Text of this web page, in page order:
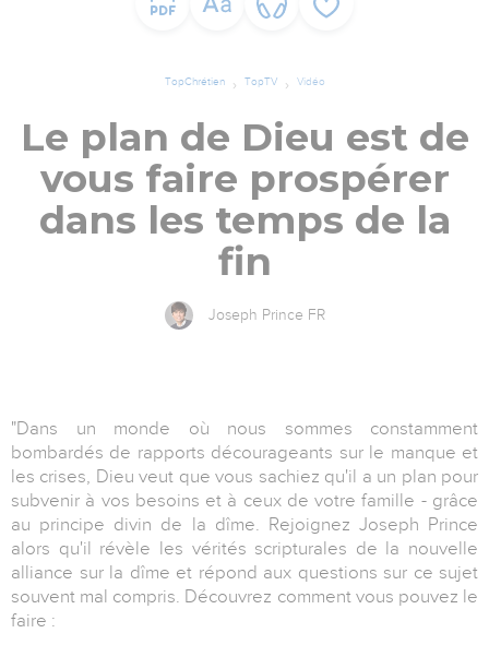
TopChrétien TopTV Vidéo
Le plan de Dieu est de
vous faire prospérer
dans les temps de la
fin
Joseph Prince FR
"Dans un monde où nous sommes constamment
bombardés de rapports décourageants sur le manque et
les crises, Dieu veut que vous sachiez qu'il a un plan pour
subvenir à vos besoins et à ceux de votre famille - grâce
au principe divin de la dîme. Rejoignez Joseph Prince
alors qu'il révèle les vérités scripturales de la nouvelle
alliance sur la dîme et répond aux questions sur ce sujet
souvent mal compris. Découvrez comment vous pouvez le
faire :